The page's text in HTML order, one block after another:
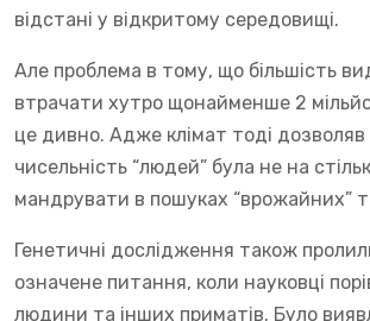
відстані у відкритому середовищі.
Але проблема в тому, що більшість
втрачати хутро щонайменше 2
це дивно. Адже клімат тоді дозволяв
чисельність “людей” була не на
мандрувати в пошуках “врожайних”
Генетичні дослідження також
означене питання, коли науковці
людини та інших приматів. Було